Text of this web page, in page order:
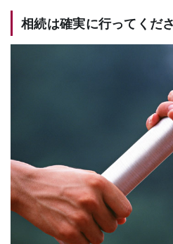
相続は確実に行ってくださ